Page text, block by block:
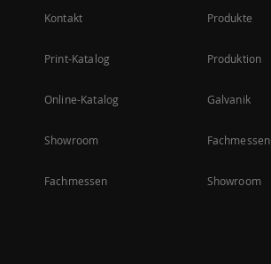
Kontakt
Print-Katalog
Online-Katalog
Showroom
Fachmessen
Produkte
Produktion
Galvanik
Fachmessen
Showroom